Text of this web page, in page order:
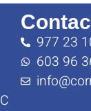
977 23
603 96